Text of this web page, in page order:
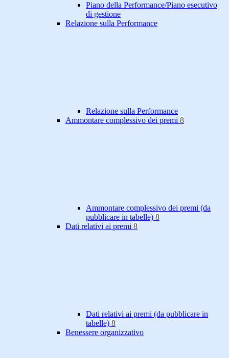
Piano della Performance/Piano esecutivo
di gestione
Relazione sulla Performance
Relazione sulla Performance
Ammontare complessivo dei premi 8
Ammontare complessivo dei premi (da
pubblicare in tabelle) 8
Dati relativi ai premi 8
Dati relativi ai premi (da pubblicare in
tabelle) 8
Benessere organizzativo